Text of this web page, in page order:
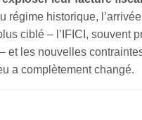
régime historique,
ciblé – l’IFICI, souvent
et les nouvelles
a complètement changé.